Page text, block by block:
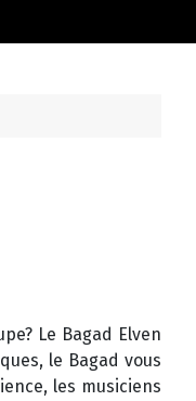
Le Bagad Elven
le Bagad vous
les musiciens